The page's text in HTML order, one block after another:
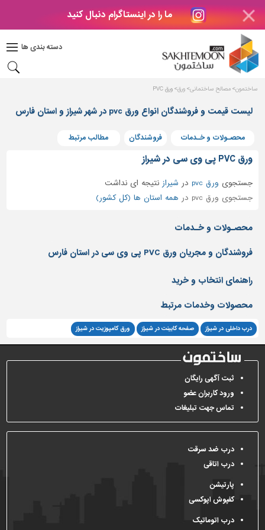
ما را در اینستاگرام دنبال کنید
دسته بندی ها
دکوراسیون
بتن
های
بتنی
و
پنجره
ساختمانی
نرده
و
حفاظ
کفپوش
سنگ
سرویس
ابزار،یراق
و
ماشین
آلات
برقی،روشنایی،ایمنی
محوطه
سازی
و
نما
ساخت
ساز
ساختمون مصالح ساختمانی ورق ورق PVC
لیست قیمت و فروشندگان انواع ورق pvc در شهر شیراز و استان فارس
محصـولات و خـدمات فروشندگان مطالب مرتبط
ورق PVC پی وی سی در شیراز
جستجوی ورق pvc در شیراز نتیجه ای نداشت
جستجوی ورق pvc در
همه استان ها (کل کشور)
محصـولات و خـدمات
فروشندگان و مجریان ورق PVC پی وی سی در استان فارس
راهنمای انتخاب و خرید
محصولات وخدمات مرتبط
درب داخلی در شیراز صفحه کابینت در شیراز ورق کامپوزیت در شیراز
ثبت آگهی رایگان
ورود کاربران عضو
تماس جهت تبلیغات
درب ضد سرقت
درب اتاقی
پارتیشن
کفپوش اپوکسی
درب اتوماتیک